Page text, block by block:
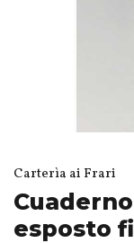
Carterìa ai Frari
esposto